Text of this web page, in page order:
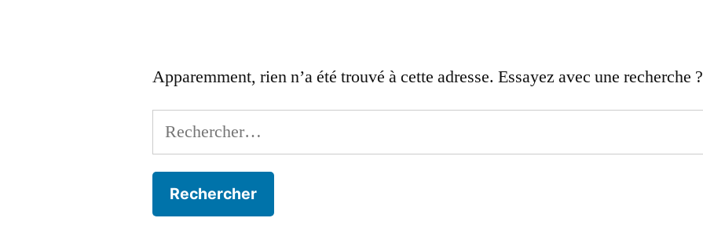
Apparemment, rien n’a été trouvé à cette adresse. Essayez avec une recherche ?
Rechercher :